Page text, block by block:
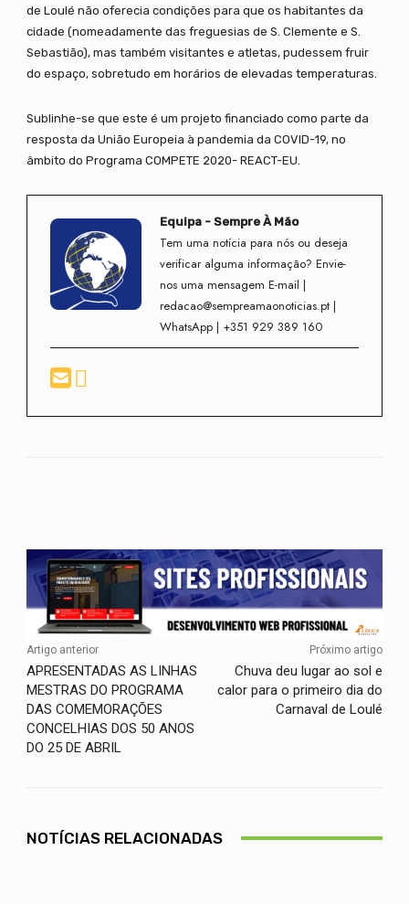
de Loulé não oferecia condições para que os habitantes da
cidade (nomeadamente das freguesias de S. Clemente e S.
Sebastião), mas também visitantes e atletas, pudessem fruir
do espaço, sobretudo em horários de elevadas temperaturas.
Sublinhe-se que este é um projeto financiado como parte da
resposta da União Europeia à pandemia da COVID-19, no
âmbito do Programa COMPETE 2020- REACT-EU.
Equipa - Sempre À Mão
Tem uma notícia para nós ou deseja
verificar alguma informação? Envie-
nos uma mensagem E-mail |
redacao@sempreamaonoticias.pt |
WhatsApp | +351 929 389 160
Artigo anterior
APRESENTADAS AS LINHAS
MESTRAS DO PROGRAMA
DAS COMEMORAÇÕES
CONCELHIAS DOS 50 ANOS
DO 25 DE ABRIL
Próximo artigo
Chuva deu lugar ao sol e
calor para o primeiro dia do
Carnaval de Loulé
NOTÍCIAS RELACIONADAS